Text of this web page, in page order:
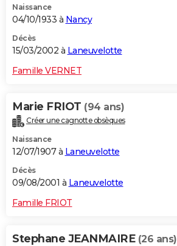
Naissance
04/10/1933 à Nancy
Décès
15/03/2002 à Laneuvelotte
Famille VERNET
Marie FRIOT (94 ans)
Créer une cagnotte obsèques
Naissance
12/07/1907 à Laneuvelotte
Décès
09/08/2001 à Laneuvelotte
Famille FRIOT
Stephane JEANMAIRE (26 ans)